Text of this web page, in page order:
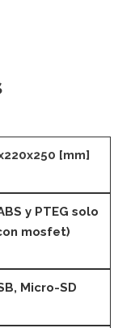
[mm]
y PTEG solo
mosfet)
Micro-SD